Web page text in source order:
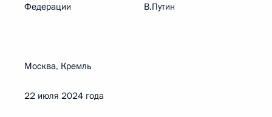
Федерации В.Путин
Москва, Кремль
22 июля 2024 года